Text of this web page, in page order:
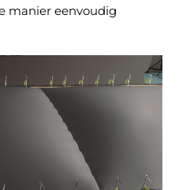
manier eenvoudig